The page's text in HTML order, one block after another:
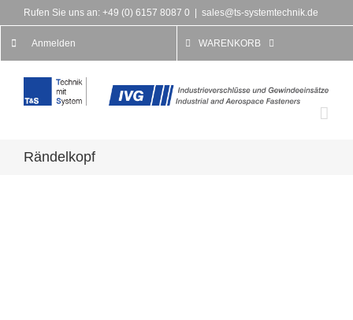
Rufen Sie uns an: +49 (0) 6157 8087 0 sales@ts-systemtechnik.de
Anmelden WARENKORB
Rändelkopf